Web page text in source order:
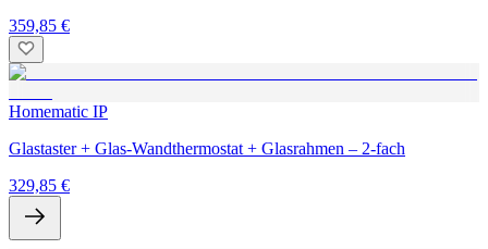
359,85 €
Homematic IP
Glastaster + Glas-Wandthermostat + Glasrahmen – 2-fach
329,85 €